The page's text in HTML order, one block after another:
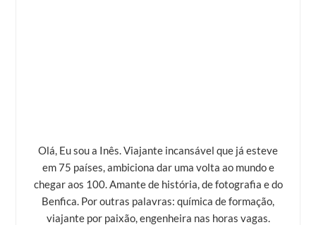
Olá, Eu sou a Inês. Viajante incansável que já esteve
em 75 países, ambiciona dar uma volta ao mundo e
chegar aos 100. Amante de história, de fotografia e do
Benfica. Por outras palavras: química de formação,
viajante por paixão, engenheira nas horas vagas.